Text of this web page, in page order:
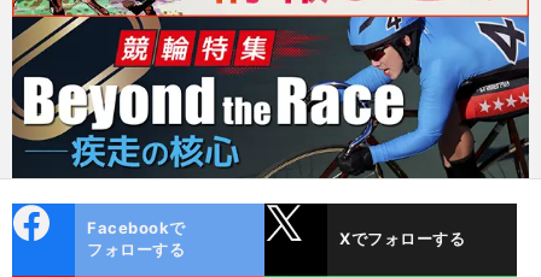
ok
Facebookで
フォローする
Xでフォローする